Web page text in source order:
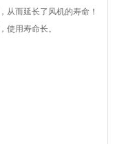
而延长了风机的寿命！
用寿命长。